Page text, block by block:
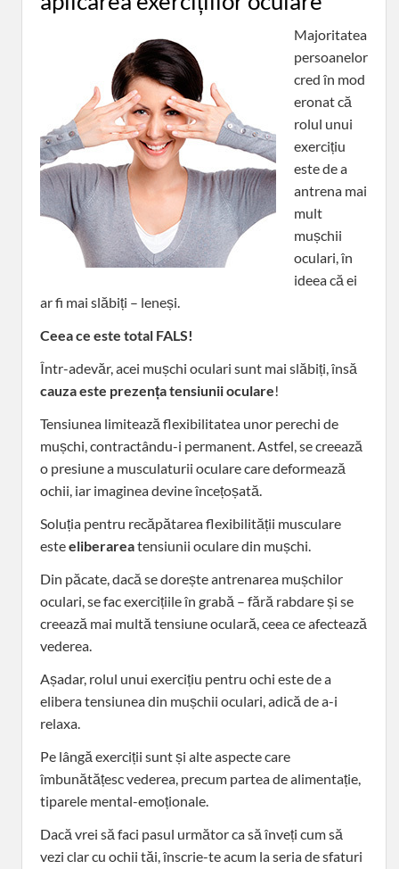
Majoritatea
persoanelor
cred în mod
eronat că
rolul unui
exercițiu
este de a
antrena mai
mult
mușchii
oculari, în
ideea că ei
ar fi mai slăbiți – leneși.
Ceea ce este total FALS!
Într-adevăr, acei mușchi oculari sunt mai slăbiți, însă
cauza este prezența tensiunii oculare!
Tensiunea limitează flexibilitatea unor perechi de
mușchi, contractându-i permanent. Astfel, se creează
o presiune a musculaturii oculare care deformează
ochii, iar imaginea devine încețoșată.
Soluția pentru recăpătarea flexibilității musculare
esteeliberareatensiunii oculare din mușchi.
Din păcate, dacă se dorește antrenarea mușchilor
oculari, se fac exercițiile în grabă – fără rabdare și se
creează mai multă tensiune oculară, ceea ce afectează
vederea.
Așadar, rolul unui exercițiu pentru ochi este de a
elibera tensiunea din mușchii oculari, adică de a-i
relaxa.
Pe lângă exerciții sunt și alte aspecte care
îmbunătățesc vederea, precum partea de alimentație,
tiparele mental-emoționale.
Dacă vrei să faci pasul următor ca să înveți cum să
vezi clar cu ochii tăi, înscrie-te acum la seria de sfaturi